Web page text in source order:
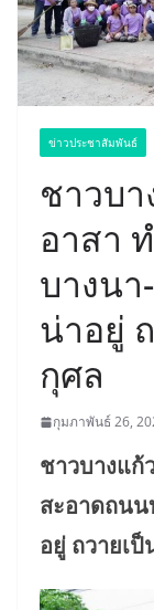
ข่าวประชาสัมพันธ์
ชาวบ
อาสา
บางนา
น่าอยู่
กุศล
กุมภาพันธ์ 26,
ชาวบางแก้
สะอาดถนน
อยู่ ถวายเ